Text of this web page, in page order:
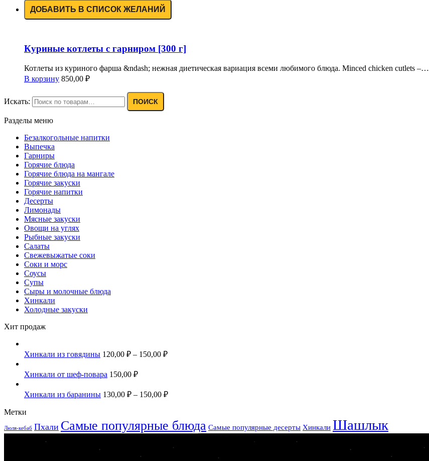
ДОБАВИТЬ В СПИСОК ЖЕЛАНИЙ
Куриные котлеты с гарниром [300 г]
Котлеты из куриного фарша &ndash; нежная диетическая вариация всеми любимого блюда. Minced chicken cutlets –…
В корзину 850,00 ₽
Искать: ПОИСК
Разделы меню
Безалкогольные напитки
Выпечка
Гарниры
Горячие блюда
Горячие блюда на мангале
Горячие закуски
Горячие напитки
Десерты
Лимонады
Мясные закуски
Овощи на углях
Рыбные закуски
Салаты
Свежевыжатые соки
Соки и морс
Соусы
Супы
Сыры и молочные блюда
Хинкали
Холодные закуски
Хит продаж
Хинкали из говядины 120,00 ₽ – 150,00 ₽
Хинкали от шеф-повара 150,00 ₽
Хинкали из баранины 130,00 ₽ – 150,00 ₽
Метки
Люля-кебаб Пхали Самые популярные блюда Самые популярные десерты Хинкали Шашлык